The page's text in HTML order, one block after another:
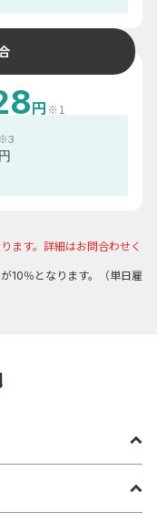
円※1
円
ます。詳細はお問合わせく
10％となります。（単日雇
載・採用実績もあり